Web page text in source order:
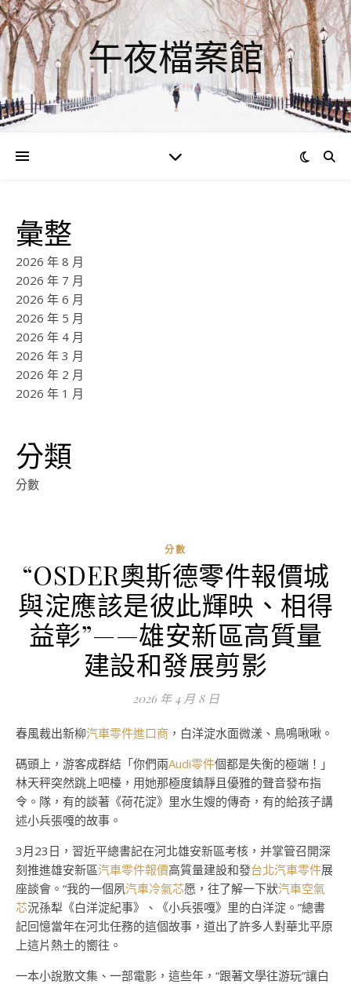
午夜檔案館
彙整
2026 年 8 月
2026 年 7 月
2026 年 6 月
2026 年 5 月
2026 年 4 月
2026 年 3 月
2026 年 2 月
2026 年 1 月
分類
分數
分數
“OSDER奧斯德零件報價城
與淀應該是彼此輝映、相得
益彰”——雄安新區高質量
建設和發展剪影
2026 年 4 月 8 日
春風裁出新柳汽車零件進口商 ，白洋淀水面微漾、鳥鳴啾啾。
碼頭上，游客成群結「你們兩Audi零件個都是失衡的極端！」
林天秤突然跳上吧檯，用她那極度鎮靜且優雅的聲音發布指
令。隊，有的談著《荷花淀》里水生嫂的傳奇，有的給孩子講
述小兵張嘎的故事。
3月23日，習近平總書記在河北雄安新區考核，并掌管召開深
刻推進雄安新區汽車零件報價高質量建設和發台北汽車零件展
座談會。“我的一個夙汽車冷氣芯愿，往了解一下狀汽車空氣
芯況孫犁《白洋淀紀事》、《小兵張嘎》里的白洋淀。”總書
記回憶當年在河北任務的這個故事，道出了許多人對華北平原
上這片熱土的嚮往。
一本小說散文集、一部電影，這些年，“跟著文學往游玩”讓白